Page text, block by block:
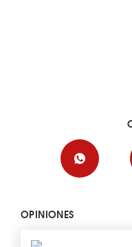
OPINIONES